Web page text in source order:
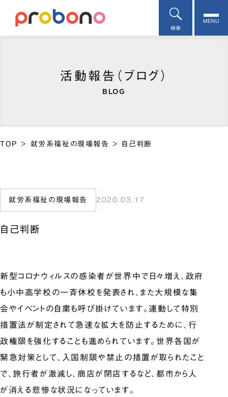
検索
MENU
活動報告（ブログ）
BLOG
TOP > 就労系福祉の現場報告 > 自己判断
就労系福祉の現場報告 2020.03.17
自己判断
新型コロナウィルスの感染者が世界中で日々増え、政府
も小中高学校の一斉休校を発表され、また大規模な集
会やイベントの自粛も呼び掛けています。連動して特別
措置法が制定されて急速な拡大を防止するために、行
政権限を強化することも進められています。世界各国が
緊急対策として、入国制限や禁止の措置が取られたこと
で、旅行者が激減し、商店が閉店するなど、都市から人
が消える悲惨な状況になっています。